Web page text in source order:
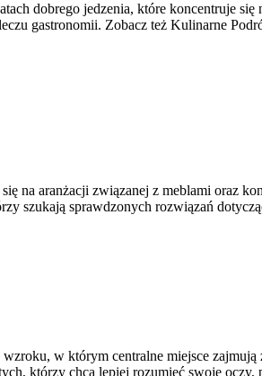
dobrego jedzenia, które koncentruje
gastronomii. Zobacz też Kulinarne
na aranżacji związanej z meblami oraz
szukają sprawdzonych rozwiązań
w którym centralne miejsce
którzy chcą lepiej rozumieć swoje oczy,